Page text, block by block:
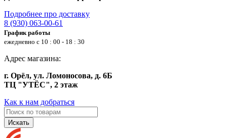
Подробнее про доставку
8 (930) 063-00-61
График работы
ежедневно с 10 : 00 - 18 : 30
Адрес магазина:
г. Орёл, ул. Ломоносова, д. 6Б
ТЦ "УТЁС", 2 этаж
Как к нам добраться
Искать